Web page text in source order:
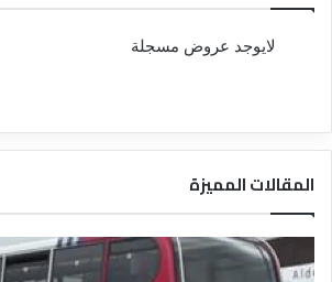
لايوجد عروض مسجلة
المقالات المميزة
ل